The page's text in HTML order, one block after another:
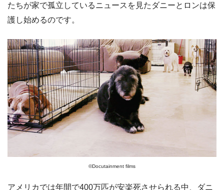
たちが家で孤立しているニュースを見たダニーとロンは保
護し始めるのです。
©️Docutainment films
アメリカでは年間で400万匹が安楽死させられる中、ダニ